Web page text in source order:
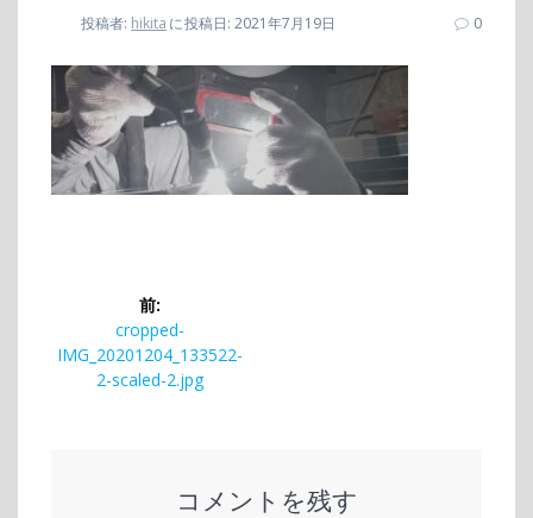
投稿者: hikita に投稿日: 2021年7月19日 0
前:
前
の
投
cropped-
IMG_20201204_133522-
2-scaled-2.jpg
コメントを残す